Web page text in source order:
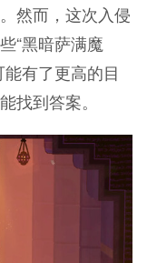
然而，这次入侵
“黑暗萨满魔
有了更高的目
找到答案。